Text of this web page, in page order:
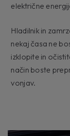
električne
Hladilnik in
nekaj časa ne
izklopite in
način boste
vonjav.